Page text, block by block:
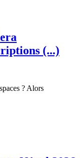
(...)
? Alors